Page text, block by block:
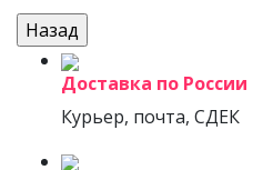
Доставка по России
Курьер, почта, СДЕК